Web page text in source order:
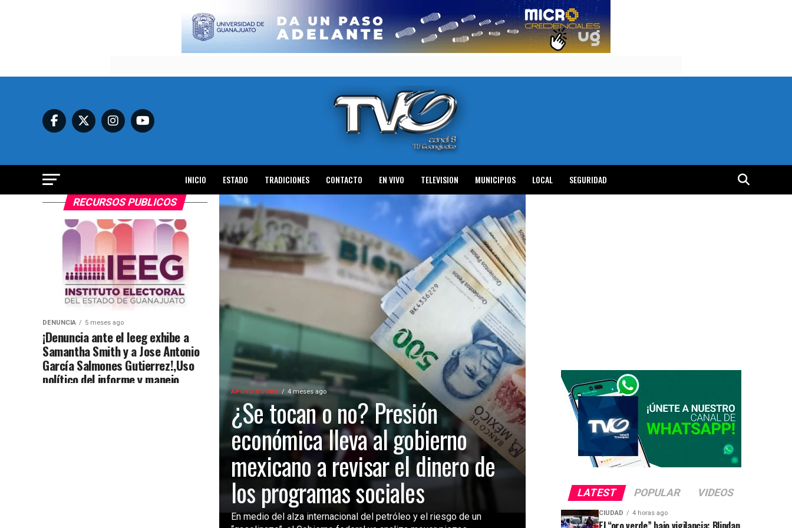
INICIO ESTADO TRADICIONES CONTACTO EN VIVO TELEVISION MUNICIPIOS LOCAL SEGURIDAD
APOYO SOCIAL 4 meses ago
¿Se tocan o no? Presión
económica lleva al gobierno
mexicano a revisar el dinero de
los programas sociales
En medio del alza internacional del petróleo y el riesgo de un
RECURSOS PUBLICOS
DENUNCIA 5 meses ago
¡Denuncia ante el Ieeg exhibe a
Samantha Smith y a Jose Antonio
García Salmones Gutierrez!,Uso
político del informe y manejo
LATEST POPULAR VIDEOS
CIUDAD 4 horas ago